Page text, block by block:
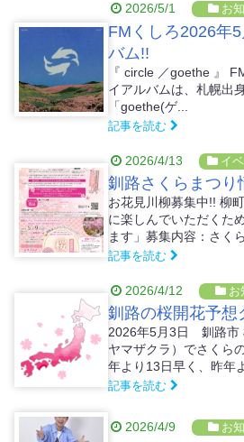
2026/5/1 お
FMくしろ2026年
バム!!
『 circle ／goethe 』
イアルバムは、札幌出
「goethe(ゲ...
記事を読む
2026/4/13 イ
釧路さくらまつり
お花見川柳募集中!! 柳
に楽しんでいただくた
ます」募集内容：さく
記事を読む
2026/4/12 お
釧路の桜開花予想
2026年5月3日 釧路市
ヤマザクラ）でさくら
年より13日早く、昨年
記事を読む
2026/4/9 お